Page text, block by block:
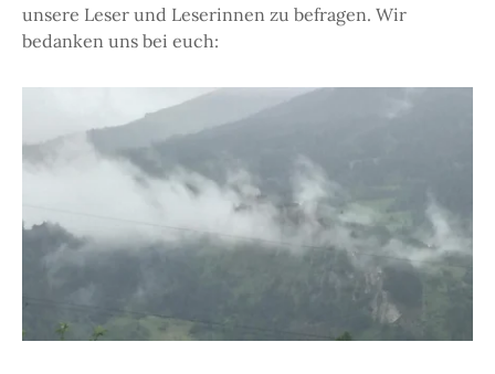
unsere Leser und Leserinnen zu befragen. Wir
bedanken uns bei euch: